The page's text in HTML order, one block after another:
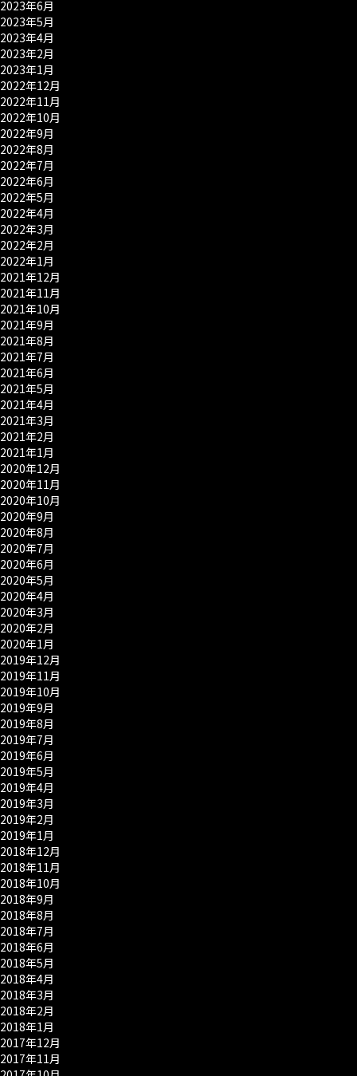
2023年6月
2023年5月
2023年4月
2023年2月
2023年1月
2022年12月
2022年11月
2022年10月
2022年9月
2022年8月
2022年7月
2022年6月
2022年5月
2022年4月
2022年3月
2022年2月
2022年1月
2021年12月
2021年11月
2021年10月
2021年9月
2021年8月
2021年7月
2021年6月
2021年5月
2021年4月
2021年3月
2021年2月
2021年1月
2020年12月
2020年11月
2020年10月
2020年9月
2020年8月
2020年7月
2020年6月
2020年5月
2020年4月
2020年3月
2020年2月
2020年1月
2019年12月
2019年11月
2019年10月
2019年9月
2019年8月
2019年7月
2019年6月
2019年5月
2019年4月
2019年3月
2019年2月
2019年1月
2018年12月
2018年11月
2018年10月
2018年9月
2018年8月
2018年7月
2018年6月
2018年5月
2018年4月
2018年3月
2018年2月
2018年1月
2017年12月
2017年11月